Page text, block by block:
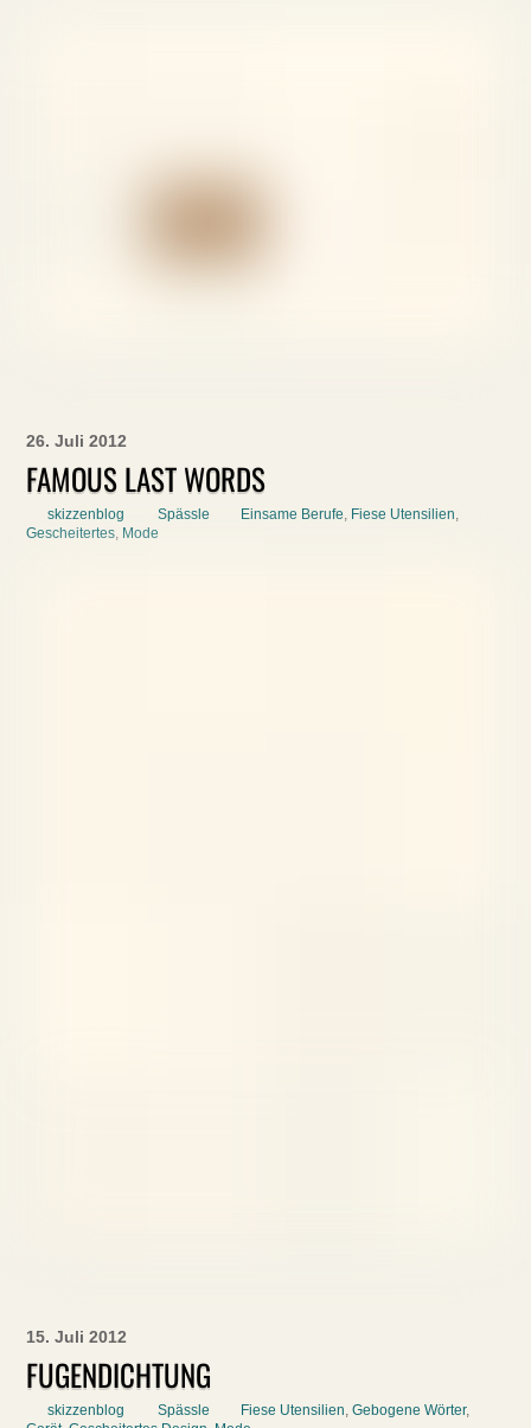
26. Juli 2012
FAMOUS LAST WORDS
skizzenblog Spässle Einsame Berufe, Fiese Utensilien,
Gescheitertes, Mode
15. Juli 2012
FUGENDICHTUNG
skizzenblog Spässle Fiese Utensilien,Gebogene Wörter,